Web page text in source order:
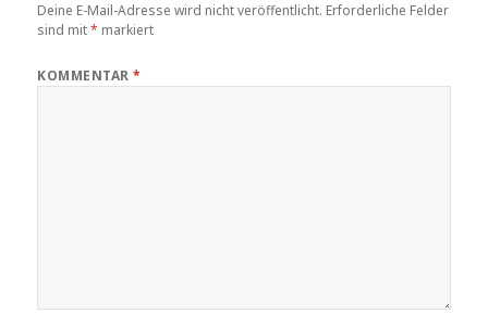
Deine E-Mail-Adresse wird nicht veröffentlicht. Erforderliche Felder
sind mit* markiert
KOMMENTAR*